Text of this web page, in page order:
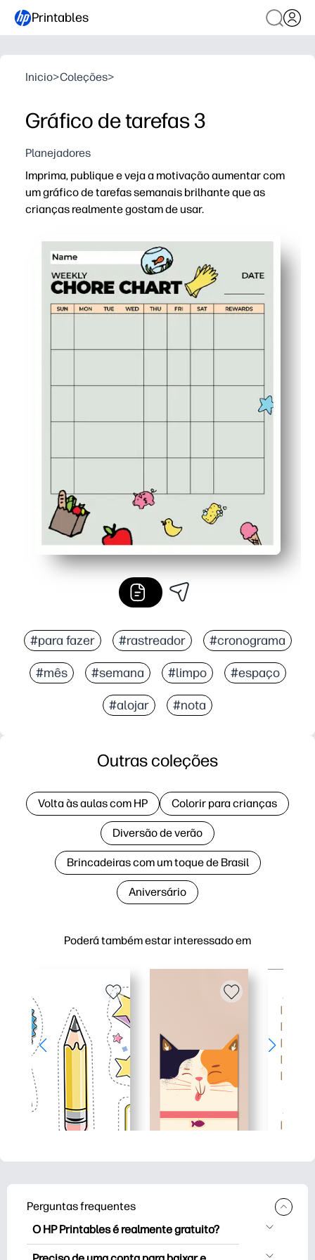
Printables
Inicio>Coleções>
Gráfico de tarefas 3
Planejadores
Imprima, publique e veja a motivação aumentar com
um gráfico de tarefas semanais brilhante que as
crianças realmente gostam de usar.
Conveniência de impressão e uso: você pode
Motivação para crianças: adesivos e caixas de
Estrutura semanal clara - colunas e espaços mantêm
Adequado para sua família - personalize tarefas e
#para fazer #rastreador #cronograma
#mês #semana #limpo #espaço
#alojar #nota
Poderá também estar interessado em
Outras coleções
Volta às aulas com HP Colorir para crianças
Diversão de verão
Brincadeiras com um toque de Brasil
Aniversário
Perguntas frequentes
O HP Printables é realmente gratuito?
O HP Printables oferece mais de 2,500